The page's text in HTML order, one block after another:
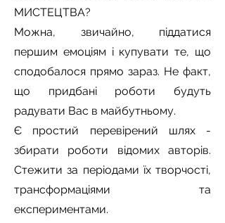
МИСТЕЦТВА?
Можна, звичайно, піддатися
першим емоціям і купувати те, що
сподобалося прямо зараз. Не факт,
що придбані роботи будуть
радувати Вас в майбутньому.
Є простий перевірений шлях -
збирати роботи відомих авторів.
Стежити за періодами їх творчості,
трансформаціями та
експериментами.